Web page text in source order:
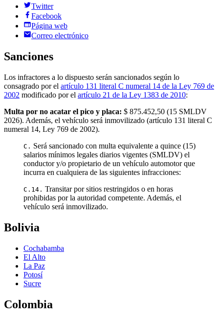
Twitter
Facebook
Página web
Correo electrónico
Sanciones
Los infractores a lo dispuesto serán sancionados según lo
consagrado por el artículo 131 literal C numeral 14 de la Ley 769 de
2002 modificado por el artículo 21 de la Ley 1383 de 2010:
Multa por no acatar el pico y placa: $ 875.452,50 (15 SMLDV
2026). Además, el vehículo será inmovilizado (artículo 131 literal C
numeral 14, Ley 769 de 2002).
C. Será sancionado con multa equivalente a quince (15)
salarios mínimos legales diarios vigentes (SMLDV) el
conductor y/o propietario de un vehículo automotor que
incurra en cualquiera de las siguientes infracciones:
C.14. Transitar por sitios restringidos o en horas
prohibidas por la autoridad competente. Además, el
vehículo será inmovilizado.
Bolivia
Cochabamba
El Alto
La Paz
Potosí
Sucre
Colombia